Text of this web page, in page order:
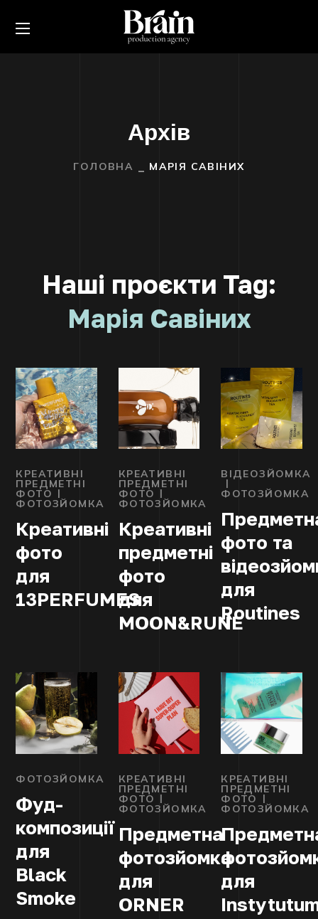
Архів
ГОЛОВНА МАРІЯ САВІНИХ
Наші проєкти Tag:
Марія Савіних
КРЕАТИВНІ
ПРЕДМЕТНІ
ФОТО
ФОТОЗЙОМКА
Креативні
фото
для
13PERFUMES
КРЕАТИВНІ
ПРЕДМЕТНІ
ФОТО
ФОТОЗЙОМКА
Креативні
предметні
фото
для
MOON&RUNE
ВІДЕОЗЙОМКА
ФОТОЗЙОМКА
фото та
для
Routines
ФОТОЗЙОМКА
Фуд-
композиції
для
Black
Smoke
КРЕАТИВНІ
ПРЕДМЕТНІ
ФОТО
ФОТОЗЙОМКА
Предметна
фотозйомка
для
ORNER
КРЕАТИВНІ
ПРЕДМЕТНІ
ФОТО
ФОТОЗЙОМКА
для